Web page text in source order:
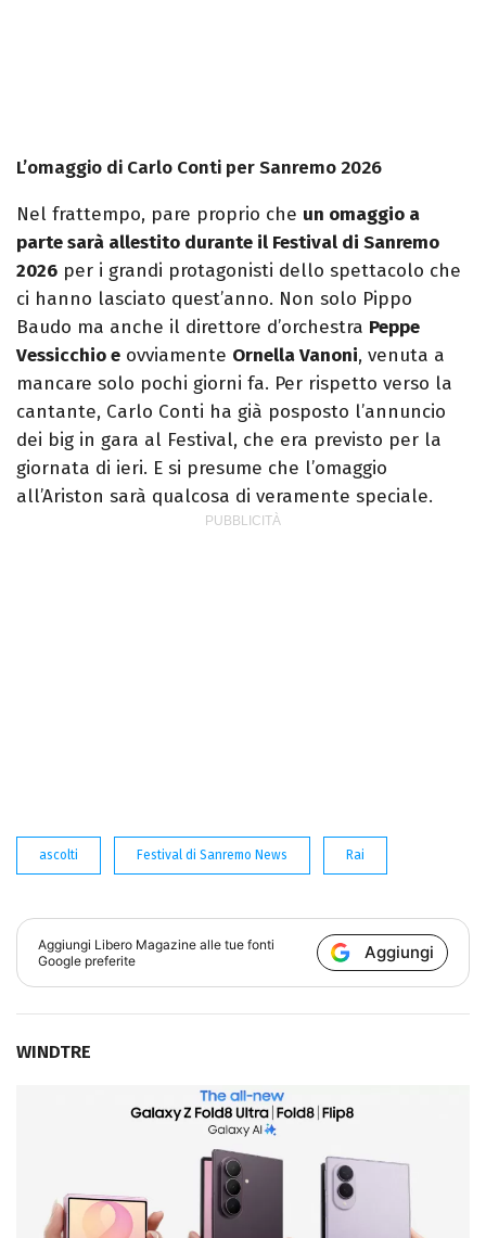
L’omaggio di Carlo Conti per Sanremo 2026
Nel frattempo, pare proprio che un omaggio a
parte sarà allestito durante il Festival di Sanremo
2026 per i grandi protagonisti dello spettacolo che
ci hanno lasciato quest’anno. Non solo Pippo
Baudo ma anche il direttore d’orchestra Peppe
Vessicchio e ovviamente Ornella Vanoni, venuta a
mancare solo pochi giorni fa. Per rispetto verso la
cantante, Carlo Conti ha già posposto l’annuncio
dei big in gara al Festival, che era previsto per la
giornata di ieri. E si presume che l’omaggio
all’Ariston sarà qualcosa di veramente speciale.
ascolti Festival di Sanremo News Rai
Aggiungi Libero Magazine alle tue fonti
Google preferite
Aggiungi
WINDTRE